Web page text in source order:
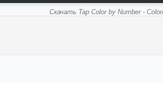
Скачать Tap Color by Number -